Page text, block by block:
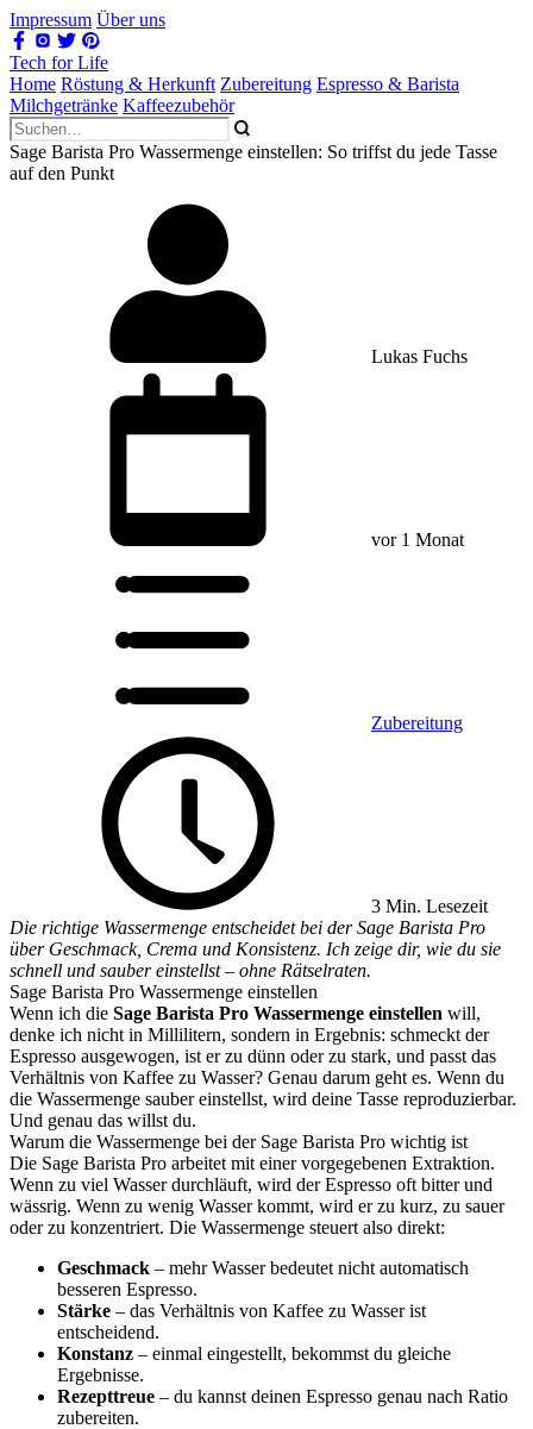
Impressum Über uns
Tech for Life
Home Röstung & Herkunft Zubereitung Espresso & Barista
Milchgetränke Kaffeezubehör
Sage Barista Pro Wassermenge einstellen: So triffst du jede Tasse
auf den Punkt
Lukas Fuchs
vor 1 Monat
Zubereitung
3 Min. Lesezeit
Die richtige Wassermenge entscheidet bei der Sage Barista Pro
über Geschmack, Crema und Konsistenz. Ich zeige dir, wie du sie
schnell und sauber einstellst – ohne Rätselraten.
Sage Barista Pro Wassermenge einstellen
Wenn ich die Sage Barista Pro Wassermenge einstellen will,
denke ich nicht in Millilitern, sondern in Ergebnis: schmeckt der
Espresso ausgewogen, ist er zu dünn oder zu stark, und passt das
Verhältnis von Kaffee zu Wasser? Genau darum geht es. Wenn du
die Wassermenge sauber einstellst, wird deine Tasse reproduzierbar.
Und genau das willst du.
Warum die Wassermenge bei der Sage Barista Pro wichtig ist
Die Sage Barista Pro arbeitet mit einer vorgegebenen Extraktion.
Wenn zu viel Wasser durchläuft, wird der Espresso oft bitter und
wässrig. Wenn zu wenig Wasser kommt, wird er zu kurz, zu sauer
oder zu konzentriert. Die Wassermenge steuert also direkt:
Geschmack – mehr Wasser bedeutet nicht automatisch
besseren Espresso.
Stärke – das Verhältnis von Kaffee zu Wasser ist
entscheidend.
Konstanz – einmal eingestellt, bekommst du gleiche
Ergebnisse.
Rezepttreue – du kannst deinen Espresso genau nach Ratio
zubereiten.